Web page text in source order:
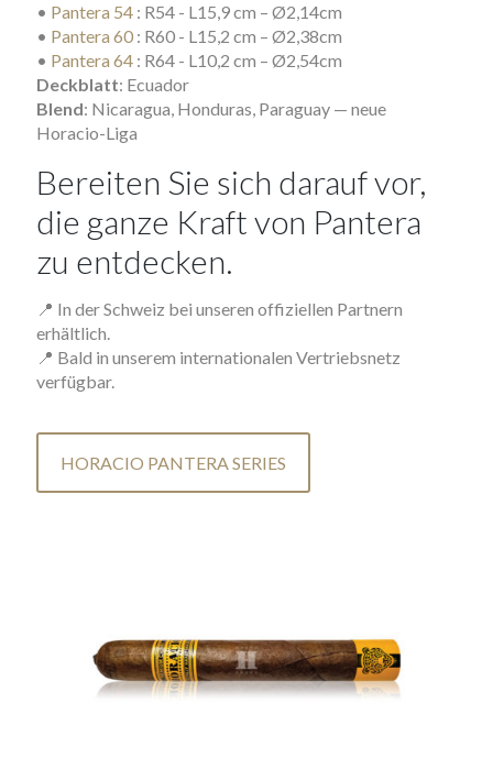
• Pantera 54 : R54 - L15,9 cm – Ø2,14cm
• Pantera 60 : R60 - L15,2 cm – Ø2,38cm
• Pantera 64 : R64 - L10,2 cm – Ø2,54cm
Deckblatt: Ecuador
Blend: Nicaragua, Honduras, Paraguay — neue
Horacio-Liga
Bereiten Sie sich darauf vor,
die ganze Kraft von Pantera
zu entdecken.
📍 In der Schweiz bei unseren offiziellen Partnern
erhältlich.
📍 Bald in unserem internationalen Vertriebsnetz
verfügbar.
HORACIO PANTERA SERIES